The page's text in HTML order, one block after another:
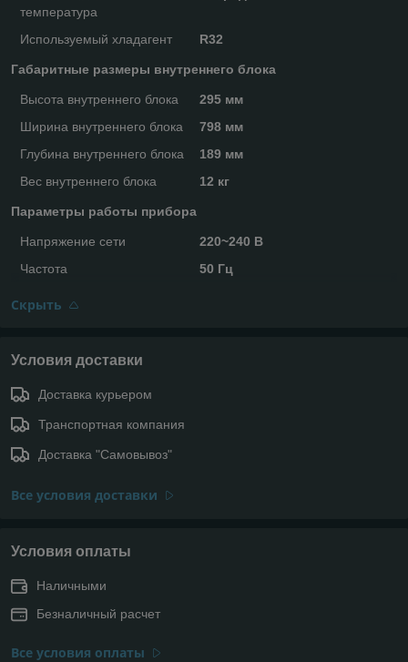
температура
Используемый хладагент R32
Габаритные размеры внутреннего блока
Высота внутреннего блока
295 мм
Ширина внутреннего блока
798 мм
Глубина внутреннего блока
189 мм
Вес внутреннего блока
12 кг
Параметры работы прибора
Напряжение сети
220~240 В
Частота
50 Гц
Скрыть
Условия доставки
Доставка курьером
Транспортная компания
Доставка "Самовывоз"
Все условия доставки
Условия оплаты
Наличными
Безналичный расчет
Все условия оплаты